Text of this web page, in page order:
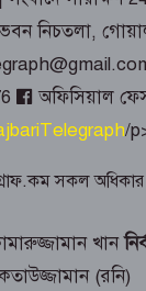
শ্রদ্ধাঞ্জলি
১৮০
আসামি রিনা
জুলাই
দিনব্যাপী নানা
সোয়া
ধস,
ভবন নিচতলা,
অফিসিয়াল
/
সকল
খান
(রনি)